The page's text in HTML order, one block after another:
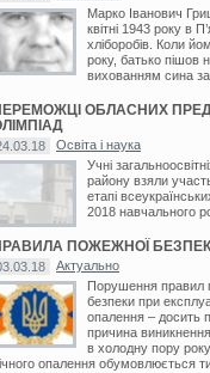
Марко Іванович
квітні 1943 року в
хліборобів. Коли
року, батько пішов
вихованням сина
ОБЛАСНИХ
Освіта і наука
Учні
району взяли
етапі
2018 навчального
ПОЖЕЖНОЇ
Актуально
Порушення правил
безпеки при
опалення – досить
причина
в холодну пору
опалення обумовлюється